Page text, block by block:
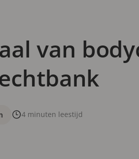
van
4 minuten leestijd